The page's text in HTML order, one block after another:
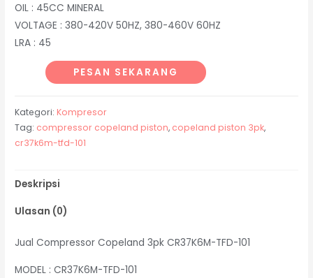
OIL : 45CC MINERAL
VOLTAGE : 380-420V 50HZ, 380-460V 60HZ
LRA : 45
PESAN SEKARANG
Kategori: Kompresor
Tag: compressor copeland piston, copeland piston 3pk,
cr37k6m-tfd-101
Deskripsi
Ulasan (0)
Jual Compressor Copeland 3pk CR37K6M-TFD-101
MODEL : CR37K6M-TFD-101